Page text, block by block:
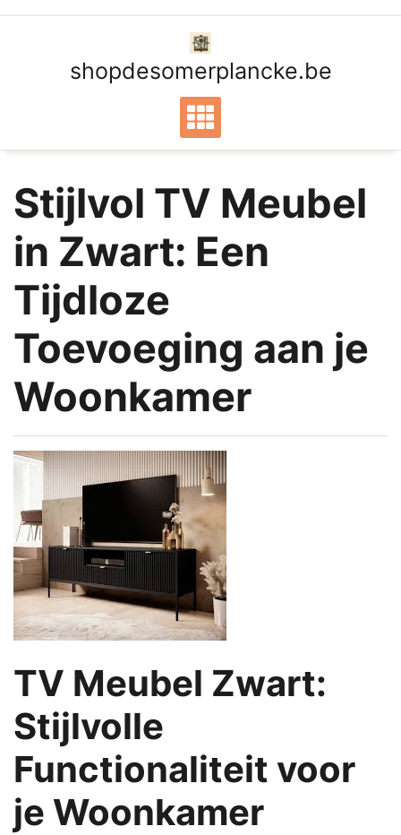
shopdesomerplancke.be
Stijlvol TV Meubel
in Zwart: Een
Tijdloze
Toevoeging aan je
Woonkamer
TV Meubel Zwart:
Stijlvolle
Functionaliteit voor
je Woonkamer